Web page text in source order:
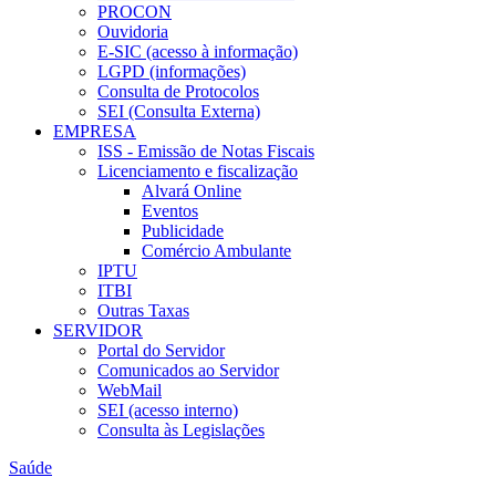
PROCON
Ouvidoria
E-SIC (acesso à informação)
LGPD (informações)
Consulta de Protocolos
SEI (Consulta Externa)
EMPRESA
ISS - Emissão de Notas Fiscais
Licenciamento e fiscalização
Alvará Online
Eventos
Publicidade
Comércio Ambulante
IPTU
ITBI
Outras Taxas
SERVIDOR
Portal do Servidor
Comunicados ao Servidor
WebMail
SEI (acesso interno)
Consulta às Legislações
Saúde